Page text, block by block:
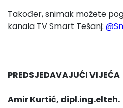
Također, snimak možete
kanala TV Smart Tešanj: @
PREDSJEDAVAJUĆI VIJEĆA
Amir Kurtić, dipl.ing.elteh.